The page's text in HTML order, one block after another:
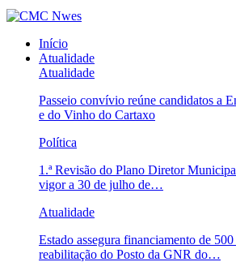
Início
Atualidade
Atualidade
Passeio convívio reúne candidatos a
e do Vinho do Cartaxo
Política
1.ª Revisão do Plano Diretor
vigor a 30 de julho de…
Atualidade
Estado assegura financiamento de
reabilitação do Posto da GNR do…